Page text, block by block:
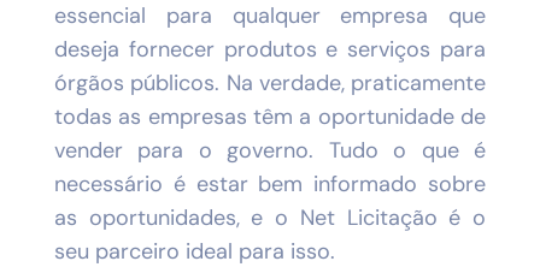
essencial para qualquer empresa que
deseja fornecer produtos e serviços para
órgãos públicos. Na verdade, praticamente
todas as empresas têm a oportunidade de
vender para o governo. Tudo o que é
necessário é estar bem informado sobre
as oportunidades, e o Net Licitação é o
seu parceiro ideal para isso.